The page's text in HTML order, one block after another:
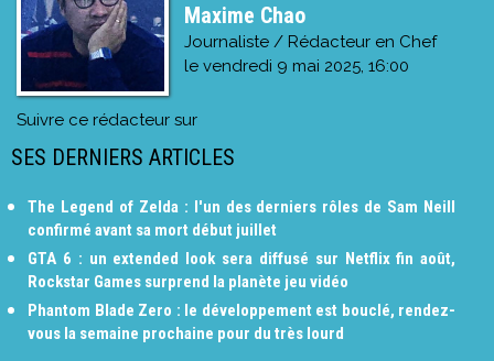
Maxime Chao
Journaliste / Rédacteur en Chef
le vendredi 9 mai 2025, 16:00
Suivre ce rédacteur sur
SES DERNIERS ARTICLES
The Legend of Zelda : l'un des derniers rôles de Sam Neill
confirmé avant sa mort début juillet
GTA 6 : un extended look sera diffusé sur Netflix fin août,
Rockstar Games surprend la planète jeu vidéo
Phantom Blade Zero : le développement est bouclé, rendez-
vous la semaine prochaine pour du très lourd